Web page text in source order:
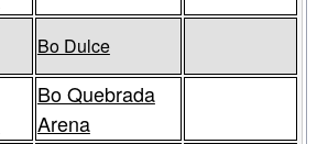
Bo Dulce
Bo Quebrada
Arena